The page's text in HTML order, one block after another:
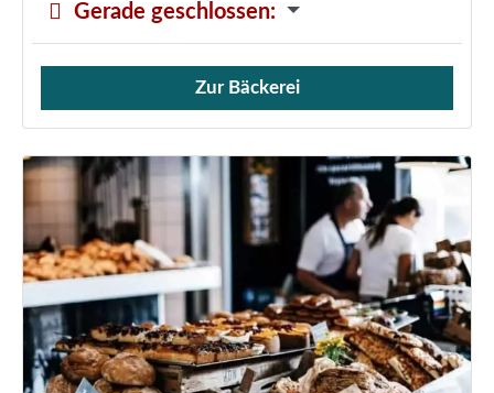
Gerade geschlossen:
Verkauf von Brötchen,
Zur Bäckerei